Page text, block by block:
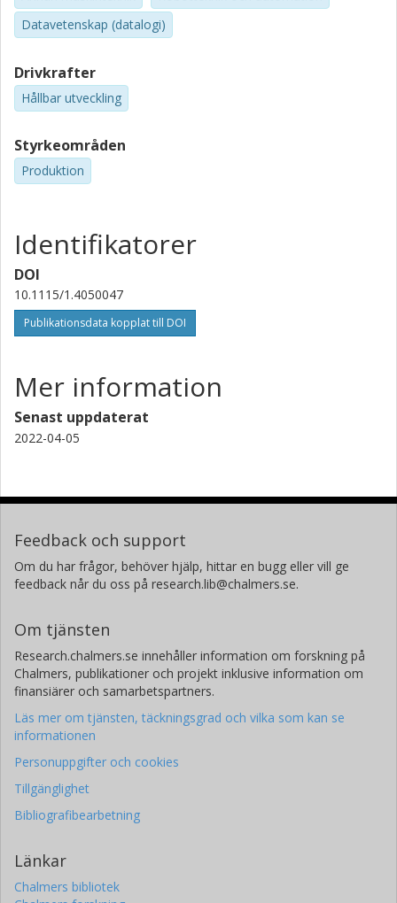
Datavetenskap (datalogi)
Drivkrafter
Hållbar utveckling
Styrkeområden
Produktion
Identifikatorer
DOI
10.1115/1.4050047
Publikationsdata kopplat till DOI
Mer information
Senast uppdaterat
2022-04-05
Feedback och support
Om du har frågor, behöver hjälp, hittar en bugg eller vill ge
feedback når du oss på research.lib@chalmers.se.
Om tjänsten
Research.chalmers.se innehåller information om forskning på
Chalmers, publikationer och projekt inklusive information om
finansiärer och samarbetspartners.
Läs mer om tjänsten, täckningsgrad och vilka som kan se
informationen
Personuppgifter och cookies
Tillgänglighet
Bibliografibearbetning
Länkar
Chalmers bibliotek